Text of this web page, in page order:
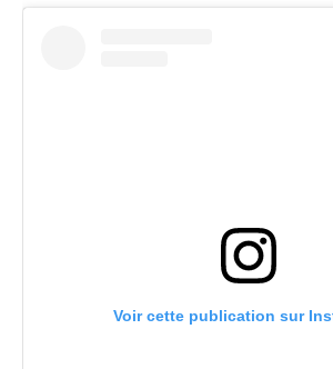
Voir cette publication sur